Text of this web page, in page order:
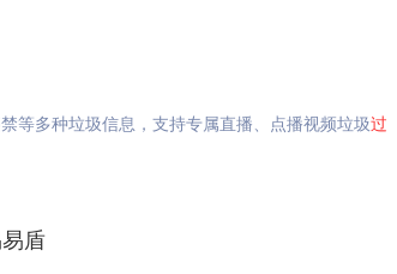
等多种垃圾信息，支持专属直播、点播视频垃圾过
盾